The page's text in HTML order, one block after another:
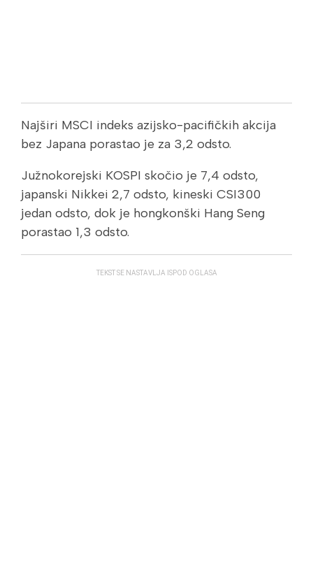
Najširi MSCI indeks azijsko-pacifičkih akcija
bez Japana porastao je za 3,2 odsto.
Južnokorejski KOSPI skočio je 7,4 odsto,
japanski Nikkei 2,7 odsto, kineski CSI300
jedan odsto, dok je hongkonški Hang Seng
porastao 1,3 odsto.
TEKST SE NASTAVLJA ISPOD OGLASA